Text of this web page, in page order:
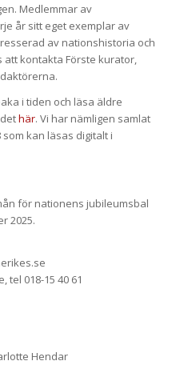
Medlemmar av
år sitt eget exemplar av
av nationshistoria och
kontakta Förste kurator,
i tiden och läsa äldre
här. Vi har nämligen samlat
kan läsas digitalt i
för nationens jubileumsbal
2025.
tel 018-15 40 61
Hendar